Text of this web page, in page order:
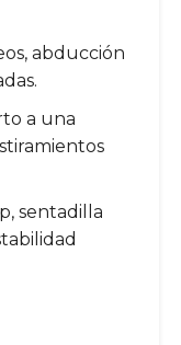
abducción
a una
sentadilla